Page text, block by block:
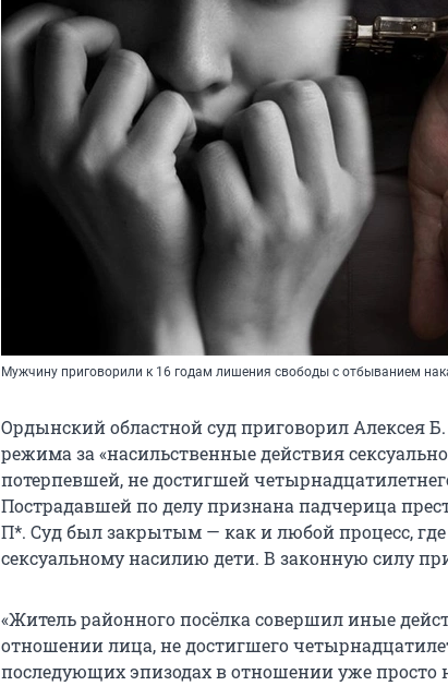
Мужчину приговорили к 16 годам лишения свободы с отбыванием
Ордынский областной суд приговорил Алексея Б.
режима за «насильственные действия
потерпевшей, не достигшей
Пострадавшей по делу признана падчерица
П*. Суд был закрытым — как и любой процесс,
сексуальному насилию дети. В законную силу
«Житель районного посёлка совершил иные
отношении лица, не достигшего
последующих эпизодах в отношении уже просто